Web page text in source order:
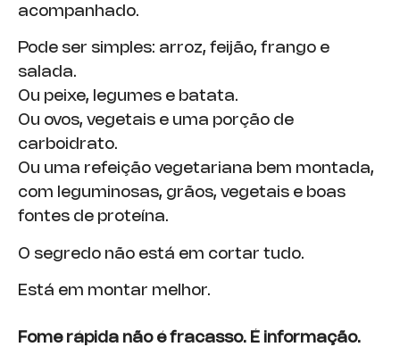
acompanhado.
Pode ser simples: arroz, feijão, frango e
salada.
Ou peixe, legumes e batata.
Ou ovos, vegetais e uma porção de
carboidrato.
Ou uma refeição vegetariana bem montada,
com leguminosas, grãos, vegetais e boas
fontes de proteína.
O segredo não está em cortar tudo.
Está em montar melhor.
Fome rápida não é fracasso. É informação.